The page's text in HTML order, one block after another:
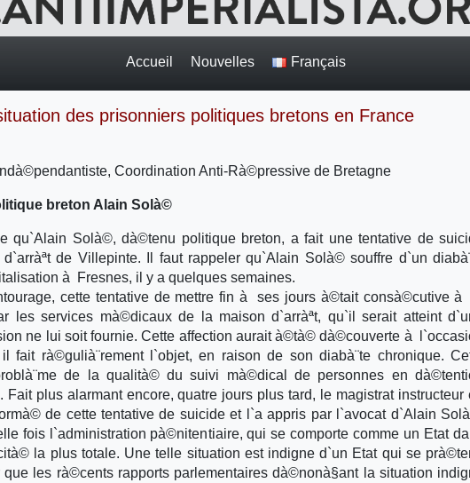
Accueil Nouvelles Français
des prisonniers politiques bretons en France
Coordination Anti-Rà©pressive de Bretagne
breton Alain Solà©
qu`Alain Solà©, dà©tenu politique breton, a fait une tentative de
de Villepinte. Il faut rappeler qu`Alain Solà© souffre d`un
à Fresnes, il y a quelques semaines.
cette tentative de mettre fin à ses jours à©tait consà©cutive à
services mà©dicaux de la maison d`arràªt, qu`il serait atteint
ne lui soit fournie. Cette affection aurait à©tà© dà©couverte à
fait rà©gulià¨rement l`objet, en raison de son diabà¨te chronique.
de la qualità© du suivi mà©dical de personnes en
plus alarmant encore, quatre jours plus tard, le magistrat instructeur
de cette tentative de suicide et l`a appris par l`avocat d`Alain
fois l`administration pà©nitentiaire, qui se comporte comme un Etat
la plus totale. Une telle situation est indigne d`un Etat qui se
les rà©cents rapports parlementaires dà©nonà§ant la situation